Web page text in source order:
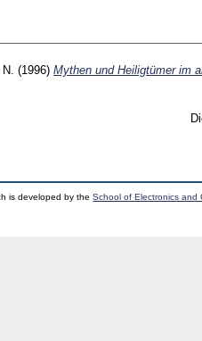
(1996) Mythen und Heiligtümer im
is developed by theSchool of Electronics and